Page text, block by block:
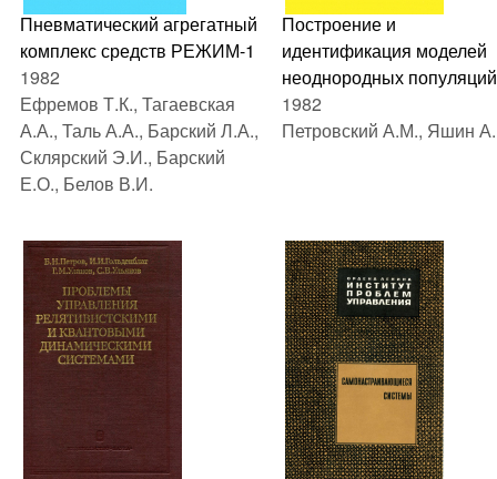
Пневматический агрегатный
комплекс средств РЕЖИМ-1
1982
Ефремов Т.К., Тагаевская
А.А., Таль А.А., Барский Л.А.,
Склярский Э.И., Барский
Е.О., Белов В.И.
Построение и
идентификация моделей
неоднородных популяций
1982
Петровский А.М., Яшин